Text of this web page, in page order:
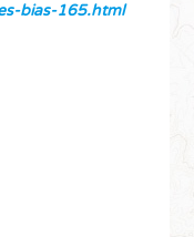
bias-165.html